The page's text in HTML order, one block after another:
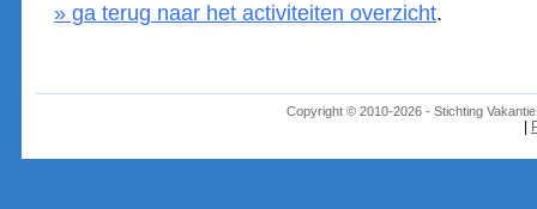
» ga terug naar het activiteiten overzicht.
Copyright © 2010-2026 - Stichting